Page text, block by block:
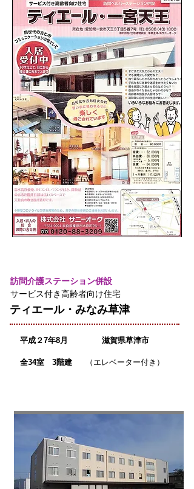
訪問介護ステーション併設
サービス付き高齢者向け住宅
ティエール・みなみ草津
平成２7年8月 滋賀県草津市
全34室 3階建 （エレベーター付き）